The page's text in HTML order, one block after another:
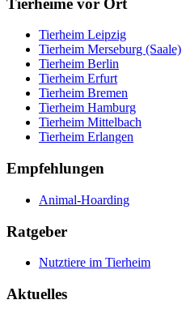
Tierheime vor Ort
Tierheim Leipzig
Tierheim Merseburg (Saale)
Tierheim Berlin
Tierheim Erfurt
Tierheim Bremen
Tierheim Hamburg
Tierheim Mittelbach
Tierheim Erlangen
Empfehlungen
Animal-Hoarding
Ratgeber
Nutztiere im Tierheim
Aktuelles